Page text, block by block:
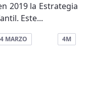
2019 la Estrategia
Este...
4 MARZO
4M